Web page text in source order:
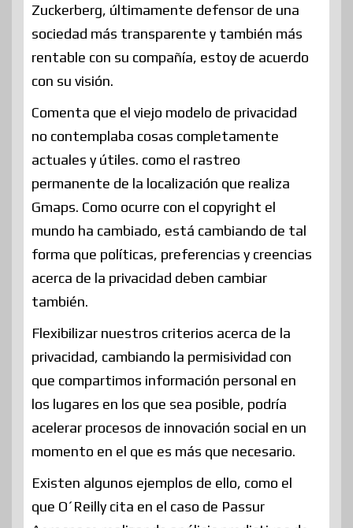
Zuckerberg, últimamente defensor de una
sociedad más transparente y también más
rentable con su compañía, estoy de acuerdo
con su visión.
Comenta que el viejo modelo de privacidad
no contemplaba cosas completamente
actuales y útiles. como el rastreo
permanente de la localización que realiza
Gmaps. Como ocurre con el copyright el
mundo ha cambiado, está cambiando de tal
forma que políticas, preferencias y creencias
acerca de la privacidad deben cambiar
también.
Flexibilizar nuestros criterios acerca de la
privacidad, cambiando la permisividad con
que compartimos información personal en
los lugares en los que sea posible, podría
acelerar procesos de innovación social en un
momento en el que es más que necesario.
Existen algunos ejemplos de ello, como el
que O´Reilly cita en el caso de Passur